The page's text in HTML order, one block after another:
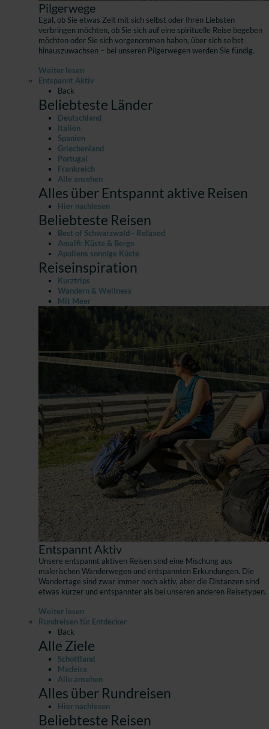
Pilgerwege
Egal, ob Sie etwas Zeit mit sich selbst oder Ihren Liebsten
verbringen möchten, ob Sie sich auf eine spirituelle Reise begeben
möchten oder Sie sich vorgenommen haben, über sich selbst
hinauszuwachsen – bei unseren Pilgerwegen werden Sie fündig.
Weiter lesen
Entspannt Aktiv
Back
Beliebteste Länder
Deutschland
Italien
Spanien
Griechenland
Portugal
Frankreich
Alle ansehen
Alles über Entspannt aktive Reisen
Hier nachlesen
Beliebteste Reisen
Best of Schwarzwald - Relaxed
Amalfi: Küste & Berge
Apuliens sonnige Küste
Reiseinspiration
Kurztrips
Wandern & Wellness
Mit Meer
Entspannt Aktiv
Unsere entspannt aktiven Reisen sind eine Mischung aus
malerischen Wanderwegen und entspannten Erkundungen. Die
Wandertage sind zwar immer noch aktiv, aber die Distanzen sind
etwas kürzer und entspannter als bei unseren anderen Reisetypen.
Weiter lesen
Rundreisen für Entdecker
Back
Alle Ziele
Schottland
Madeira
Alle ansehen
Alles über Rundreisen
Hier nachlesen
Beliebteste Reisen